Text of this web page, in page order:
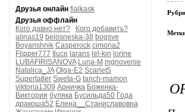
Друзья онлайн fialkask
Друзья оффлайн
Кого давно нет?
Кого добавить?
alinas19 belosneska-38 bogsve
Boyarishnik Casperock cimona2
Flipper777
Iluce larans lel-kin lorine
LUBAFIRISANOVA Luna-M mgnovenie
Natalica_JA Olga-E2 Scarlet5
Supertatler Sweta-G tanch-mamon
viktoria1309 Арничка Боженка-
Виктория буляка Бусильда50 Года
дракоша52 Елена__Станиславовна